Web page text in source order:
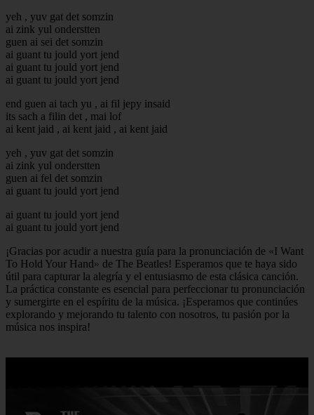
yeh , yuv gat det somzin
ai zink yul onderstten
guen ai sei det somzin
ai guant tu jould yort jend
ai guant tu jould yort jend
ai guant tu jould yort jend
end guen ai tach yu , ai fil jepy insaid
its sach a filin det , mai lof
ai kent jaid , ai kent jaid , ai kent jaid
yeh , yuv gat det somzin
ai zink yul onderstten
guen ai fel det somzin
ai guant tu jould yort jend
ai guant tu jould yort jend
ai guant tu jould yort jend
¡Gracias por acudir a nuestra guía para la pronunciación de «I Want
To Hold Your Hand» de The Beatles! Esperamos que te haya sido
útil para capturar la alegría y el entusiasmo de esta clásica canción.
La práctica constante es esencial para perfeccionar tu pronunciación
y sumergirte en el espíritu de la música. ¡Esperamos que continúes
explorando y mejorando tu talento con nosotros, tu pasión por la
música nos inspira!